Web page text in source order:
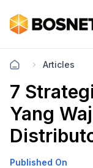
Articles
7
Yang
Published On